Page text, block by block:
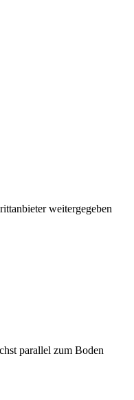
weitergegeben
parallel zum Boden